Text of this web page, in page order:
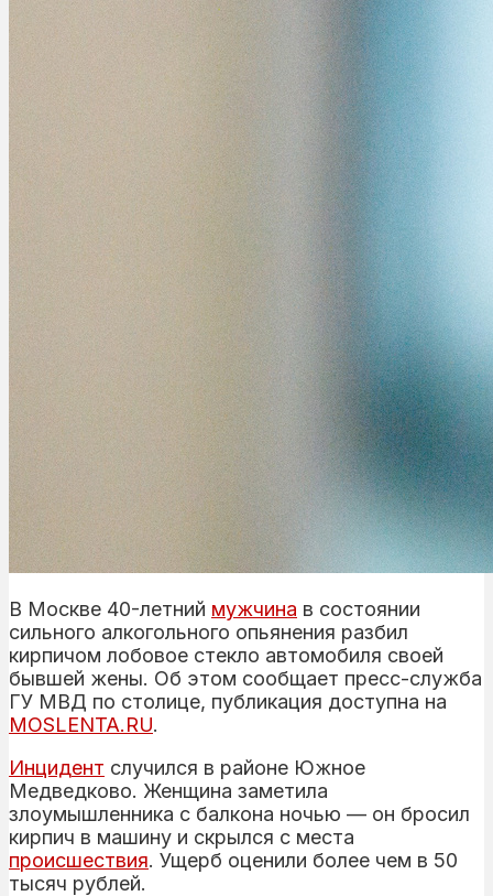
В Москве 40-летний мужчина в состоянии
сильного алкогольного опьянения разбил
кирпичом лобовое стекло автомобиля своей
бывшей жены. Об этом сообщает пресс-служба
ГУ МВД по столице, публикация доступна на
MOSLENTA.RU.
Инцидент случился в районе Южное
Медведково. Женщина заметила
злоумышленника с балкона ночью — он бросил
кирпич в машину и скрылся с места
происшествия. Ущерб оценили более чем в 50
тысяч рублей.